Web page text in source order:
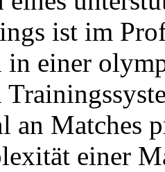
ist im
in einer
an Matches
einer